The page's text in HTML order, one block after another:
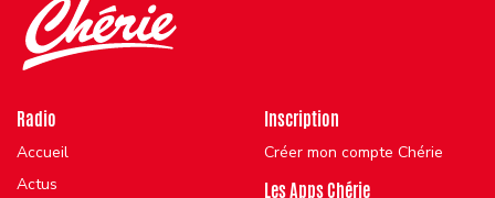
Radio
Accueil
Actus
Inscription
Créer mon compte Chérie
Les Apps Chérie